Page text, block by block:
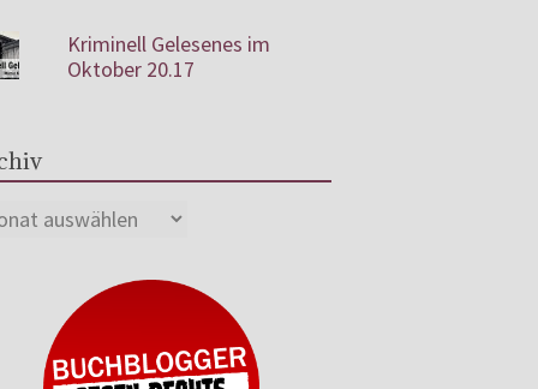
Kriminell Gelesenes im
Oktober 20.17